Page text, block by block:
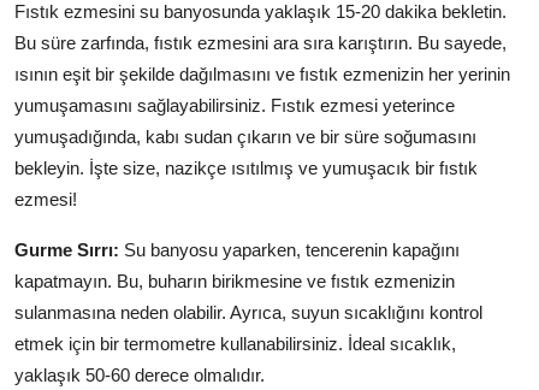
Fıstık ezmesini su banyosunda yaklaşık 15-20 dakika bekletin.
Bu süre zarfında, fıstık ezmesini ara sıra karıştırın. Bu sayede,
ısının eşit bir şekilde dağılmasını ve fıstık ezmenizin her yerinin
yumuşamasını sağlayabilirsiniz. Fıstık ezmesi yeterince
yumuşadığında, kabı sudan çıkarın ve bir süre soğumasını
bekleyin. İşte size, nazikçe ısıtılmış ve yumuşacık bir fıstık
ezmesi!
Gurme Sırrı: Su banyosu yaparken, tencerenin kapağını
kapatmayın. Bu, buharın birikmesine ve fıstık ezmenizin
sulanmasına neden olabilir. Ayrıca, suyun sıcaklığını kontrol
etmek için bir termometre kullanabilirsiniz. İdeal sıcaklık,
yaklaşık 50-60 derece olmalıdır.